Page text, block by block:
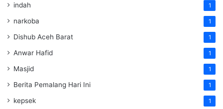
indah 1
narkoba 1
Dishub Aceh Barat 1
Anwar Hafid 1
Masjid 1
Berita Pemalang Hari Ini 1
kepsek 1